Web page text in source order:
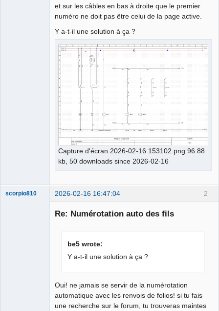
et sur les câbles en bas à droite que le premier
numéro ne doit pas être celui de la page active.
Y a-t-il une solution à ça ?
Capture d'écran 2026-02-16 153102.png 96.88
kb, 50 downloads since 2026-02-16
2
scorpio810 2026-02-16 16:47:04
Re: Numérotation auto des fils
be5 wrote:
Y a-t-il une solution à ça ?
Oui! ne jamais se servir de la numérotation
automatique avec les renvois de folios! si tu fais
une recherche sur le forum, tu trouveras maintes